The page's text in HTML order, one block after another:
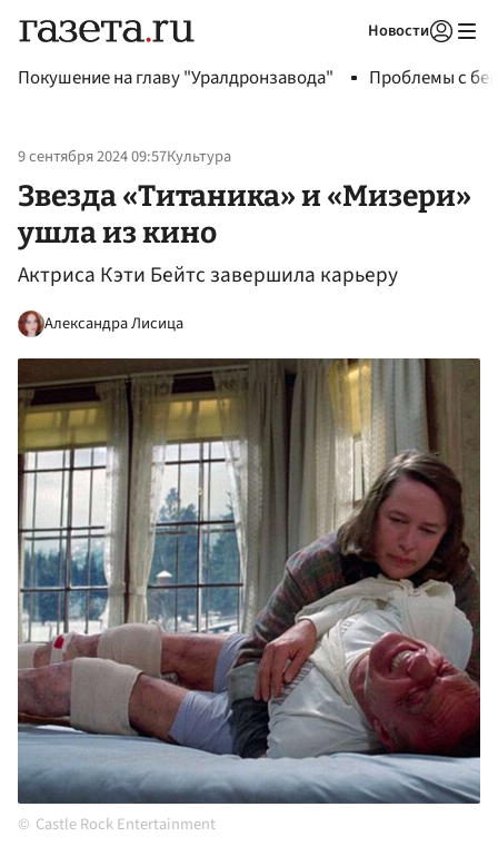
Новости
Покушение на главу "Уралдронзавода" Проблемы с
9 сентября 2024 09:57Культура
Звезда «Титаника» и «Мизери»
ушла из кино
Актриса Кэти Бейтс завершила карьеру
Александра Лисица
Castle Rock Entertainment